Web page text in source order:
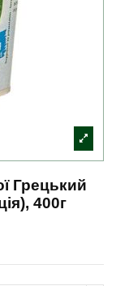
Грецький
400г